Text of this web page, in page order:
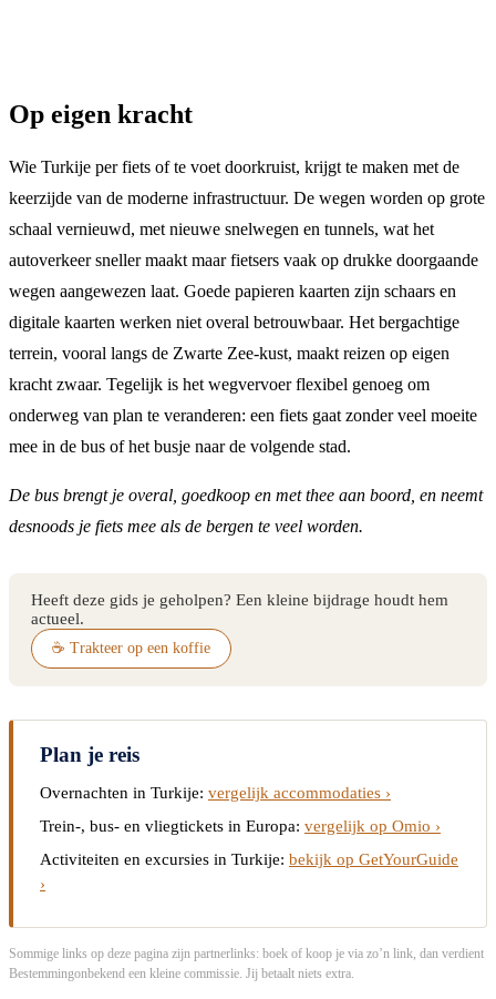
Op eigen kracht
Wie Turkije per fiets of te voet doorkruist, krijgt te maken met de
keerzijde van de moderne infrastructuur. De wegen worden op grote
schaal vernieuwd, met nieuwe snelwegen en tunnels, wat het
autoverkeer sneller maakt maar fietsers vaak op drukke doorgaande
wegen aangewezen laat. Goede papieren kaarten zijn schaars en
digitale kaarten werken niet overal betrouwbaar. Het bergachtige
terrein, vooral langs de Zwarte Zee-kust, maakt reizen op eigen
kracht zwaar. Tegelijk is het wegvervoer flexibel genoeg om
onderweg van plan te veranderen: een fiets gaat zonder veel moeite
mee in de bus of het busje naar de volgende stad.
De bus brengt je overal, goedkoop en met thee aan boord, en neemt
desnoods je fiets mee als de bergen te veel worden.
Heeft deze gids je geholpen? Een kleine bijdrage houdt hem
actueel.
☕ Trakteer op een koffie
Plan je reis
Overnachten in Turkije: vergelijk accommodaties ›
Trein-, bus- en vliegtickets in Europa: vergelijk op Omio ›
Activiteiten en excursies in Turkije: bekijk op GetYourGuide
›
Sommige links op deze pagina zijn partnerlinks: boek of koop je via zo’n link, dan verdient
Bestemmingonbekend een kleine commissie. Jij betaalt niets extra.